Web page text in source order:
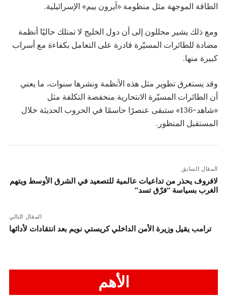
الطاقة الموجهة مثل منظومة «آيرون بيم» الإسرائيلية.
ومع ذلك يشير محللون إلى أن دول الخليج لا تمتلك حاليًا أنظمة
مضادة للطائرات المسيّرة قادرة على التعامل بكفاءة مع أسراب
كبيرة منها.
وقد يستغرق تطوير مثل هذه الأنظمة ونشرها سنوات، ما يعني
أن الطائرات المسيّرة الانتحارية منخفضة التكلفة مثل
«شاهد-136» ستبقى عنصرًا حاسمًا في الحروب الحديثة خلال
المستقبل المنظور.
المقال السابق
لافروف يحذر من تداعيات عالمية للتصعيد في الشرق الأوسط ويتهم
الغرب بسياسة “فرّق تسد”
المقال التالي
ترامب يقيل وزيرة الأمن الداخلي كريستي نويم بعد انتقادات لأدائها
الأهم